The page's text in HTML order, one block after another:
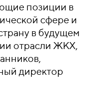
позиции в
сфере и
в будущем
отрасли ЖКХ,
директор